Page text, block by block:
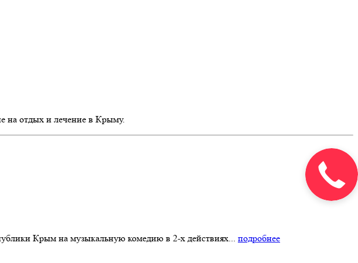
на отдых и лечение в Крыму.
Крым на музыкальную комедию в 2-х действиях... подробнее